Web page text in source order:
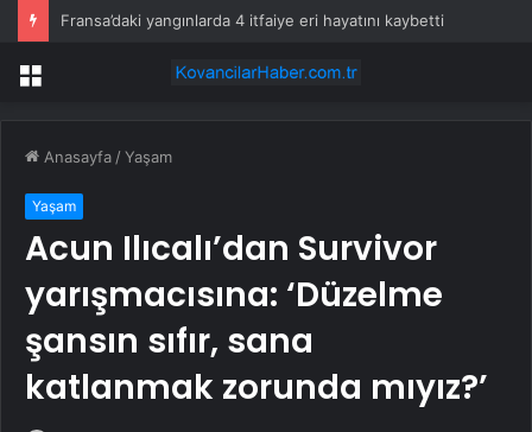
Fransa’daki yangınlarda 4 itfaiye eri hayatını kaybetti
Menü
Anasayfa /Yaşam
Yaşam
Acun Ilıcalı’dan Survivor
yarışmacısına: ‘Düzelme
şansın sıfır, sana
katlanmak zorunda mıyız?’